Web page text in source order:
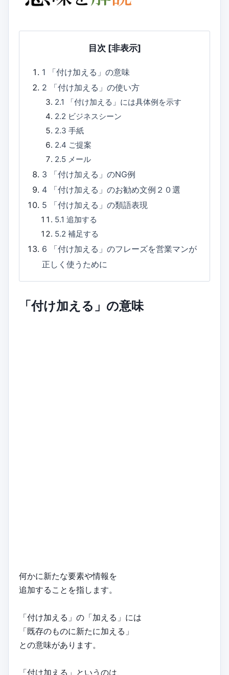
目次 [非表示]
1
「付け加える」の意味
2
「付け加える」の使い方
2.1
「付け加える」には具体例を示す
2.2 ビジネスシーン
2.3 手紙
2.4 ご提案
2.5 メール
3
「付け加える」のNG例
4
「付け加える」のお勧め文例２０選
5
「付け加える」の類語表現
5.1 追加する
5.2 補足する
6
「付け加える」のフレーズを営業マンが
正しく使うために
「付け加える」の意味
何かに新たな要素や情報を
追加することを指します。
「付け加える」の「加える」には
「既存のものに新たに加える」
との意味があります。
「付け加える」というのは、